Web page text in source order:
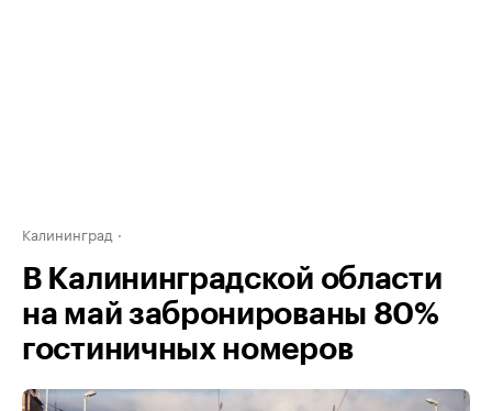
Калининград
В Калининградской области
на май забронированы 80%
гостиничных номеров